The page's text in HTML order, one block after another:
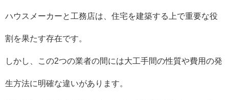
ハウスメーカーと工務店は、住宅を建築する上で重要な役
割を果たす存在です。
しかし、この2つの業者の間には大工手間の性質や費用の発
生方法に明確な違いがあります。